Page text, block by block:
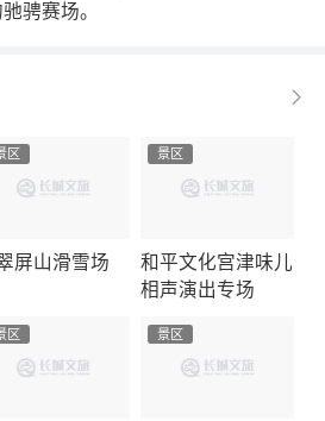
骋赛场。
区
屏山滑雪场
景区
和平文化宫津味儿
相声演出专场
区 景区